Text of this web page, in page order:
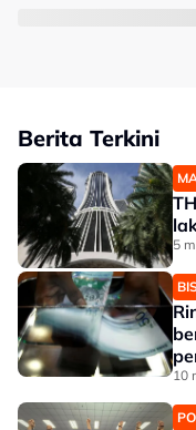
Berita Terkini
5
10